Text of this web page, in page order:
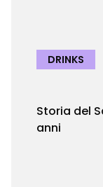
DRINKS
Storia del
anni